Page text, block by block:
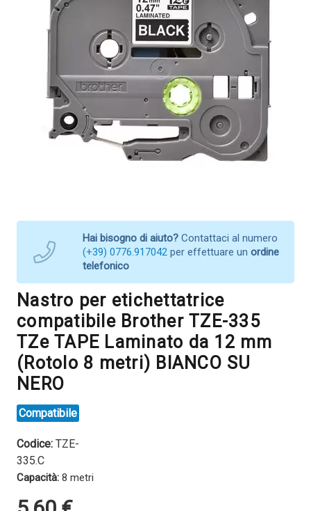
Hai bisogno di aiuto? Contattaci al numero
(+39) 0776.917042 per effettuare un ordine
telefonico
Nastro per etichettatrice
compatibile Brother TZE-335
TZe TAPE Laminato da 12 mm
(Rotolo 8 metri) BIANCO SU
NERO
Compatibile
Codice: TZE-
335.C
Capacità: 8 metri